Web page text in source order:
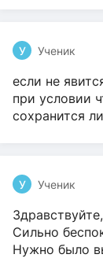
У Ученик
если не
при условии
сохранится
У Ученик
Сильно
Нужно было